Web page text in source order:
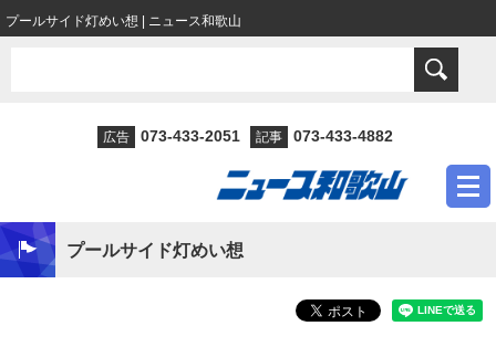
プールサイド灯めい想 | ニュース和歌山
広告 073-433-2051 記事 073-433-4882
プールサイド灯めい想